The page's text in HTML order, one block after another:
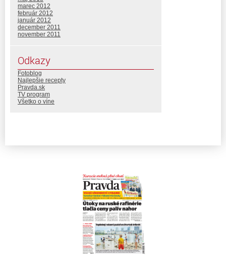
marec 2012
február 2012
január 2012
december 2011
november 2011
Odkazy
Fotoblog
Najlepšie recepty
Pravda.sk
TV program
Všetko o víne